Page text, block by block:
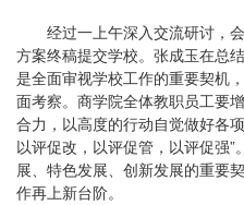
经过一上午深入交流研讨，
方案终稿提交学校。张成玉在总
是全面审视学校工作的重要契机
面考察。商学院全体教职员工要
合力，以高度的行动自觉做好各
以评促改，以评促管，以评促强
展、特色发展、创新发展的重要
作再上新台阶。